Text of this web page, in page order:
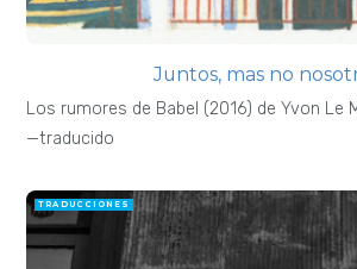
Juntos, mas no
Los rumores de Babel (2016) de Yvon Le
—traducido
TRADUCCIONES